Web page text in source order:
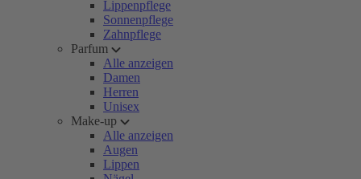
Lippenpflege
Sonnenpflege
Zahnpflege
Parfum
Alle anzeigen
Damen
Herren
Unisex
Make-up
Alle anzeigen
Augen
Lippen